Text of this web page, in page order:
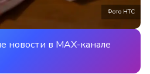
Фото НТС
новости в MAX-канале